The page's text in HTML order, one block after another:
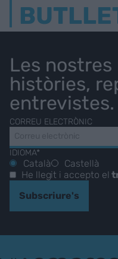
Les
històries,
entrevistes.
CORREU ELECTRÒNIC
IDIOMA*
Català
Castellà
He llegit i accepto el
Subscriure's